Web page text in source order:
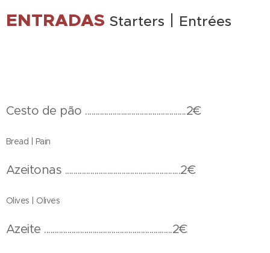
ENTRADAS Starters | Entrées
Cesto de pão ................................................2€
Bread | Pain
Azeitonas .......................................................2€
Olives | Olives
Azeite .............................................................2€